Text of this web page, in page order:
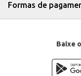
Formas de
Baixe